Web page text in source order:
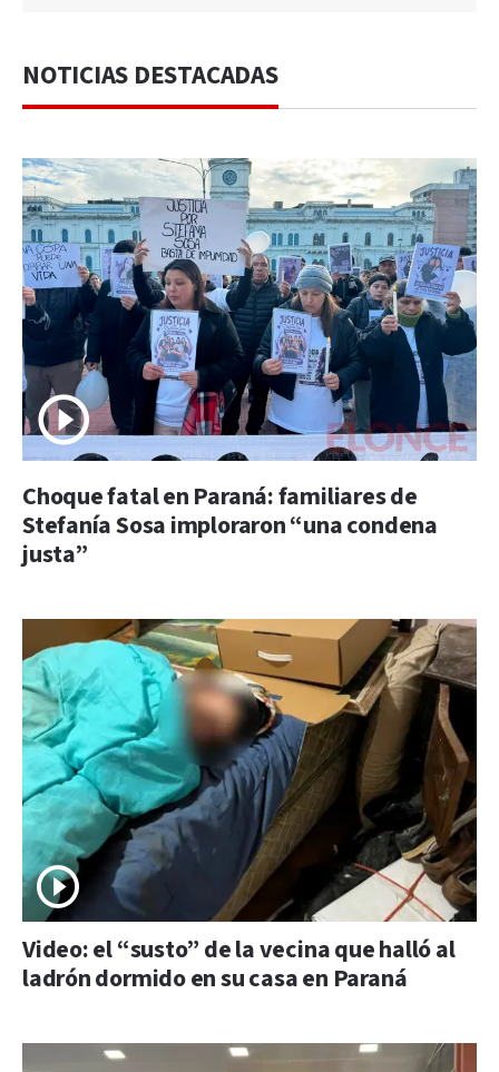
NOTICIAS DESTACADAS
Choque fatal en Paraná: familiares de
Stefanía Sosa imploraron “una condena
justa”
Video: el “susto” de la vecina que halló al
ladrón dormido en su casa en Paraná